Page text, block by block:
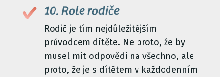
10. Role rodiče
Rodič je tím nejdůležitějším
průvodcem dítěte. Ne proto, že by
musel mít odpovědi na všechno, ale
proto, že je s dítětem v každodenním